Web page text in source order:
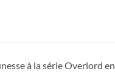
à la série Overlord en